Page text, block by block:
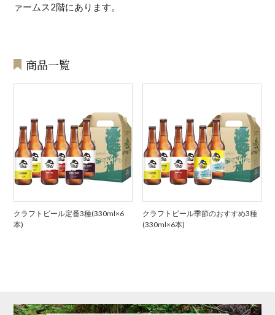
ァームス2階にあります。
商品一覧
クラフトビール定番3種(330ml×6
本)
クラフトビール季節のおすすめ3種
(330ml×6本)